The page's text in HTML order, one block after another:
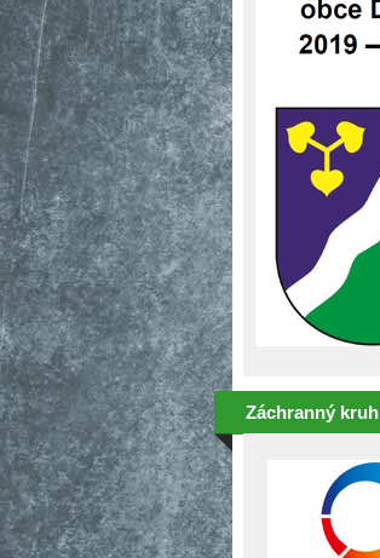
Záchranný kruh